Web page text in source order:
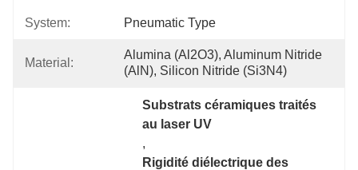
System: Pneumatic Type
Material:
Alumina (Al2O3), Aluminum Nitride
(AlN), Silicon Nitride (Si3N4)
Substrats céramiques traités
au laser UV
,
Rigidité diélectrique des